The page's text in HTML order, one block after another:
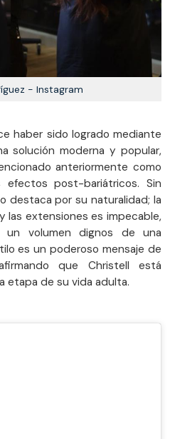
- Instagram
haber sido logrado mediante
solución moderna y popular,
anteriormente como
post-bariátricos. Sin
destaca por su naturalidad; la
las extensiones es impecable,
volumen dignos de una
es un poderoso mensaje de
que Christell está
etapa de su vida adulta.